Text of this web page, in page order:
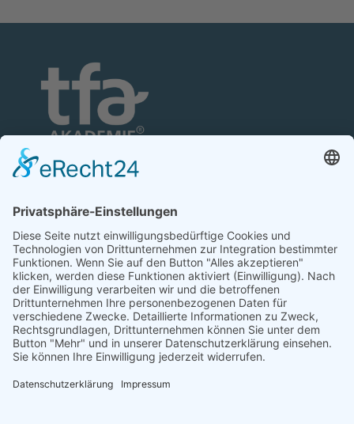
Nonnenhofer Straße 24/26
17033 Neubrandenburg
Telefon: 0395 35 88 100
Telefax: 0395 35 88 111
E-Mail:neubrandenburg@tfa-akademie.de
Rechtliches
Teilnahmebedingungen
Impressum